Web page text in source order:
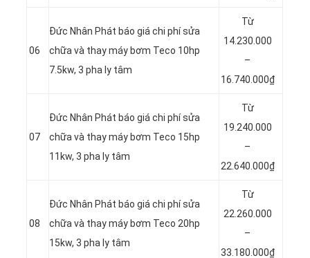
06
Đức Nhân Phát báo giá chi phí sửa
chữa và thay máy bơm Teco 10hp
7.5kw, 3 pha ly tâm
Từ
14.230.000
–
16.740.000₫
07
Đức Nhân Phát báo giá chi phí sửa
chữa và thay máy bơm Teco 15hp
11kw, 3 pha ly tâm
Từ
19.240.000
–
22.640.000₫
08
Đức Nhân Phát báo giá chi phí sửa
chữa và thay máy bơm Teco 20hp
15kw, 3 pha ly tâm
Từ
22.260.000
–
33.180.000₫